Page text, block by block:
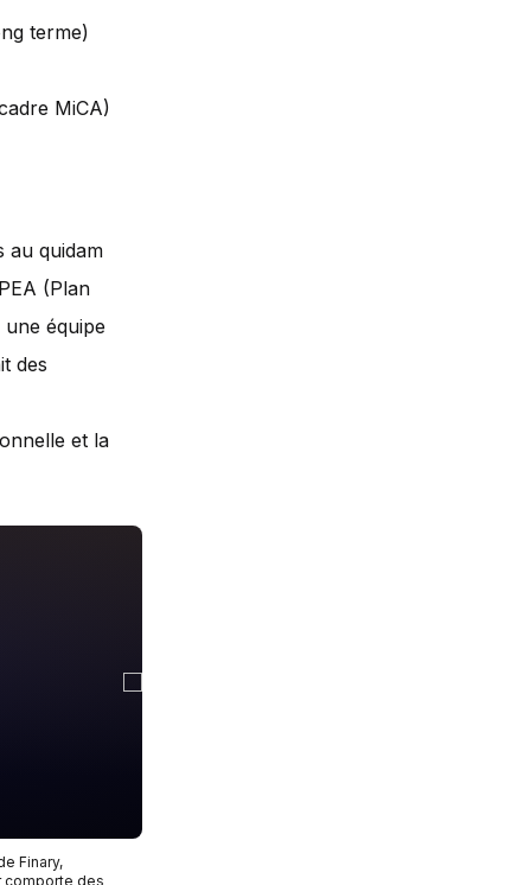
terme)
MiCA)
au quidam
(Plan
équipe
des
et la
Finary,
comporte des